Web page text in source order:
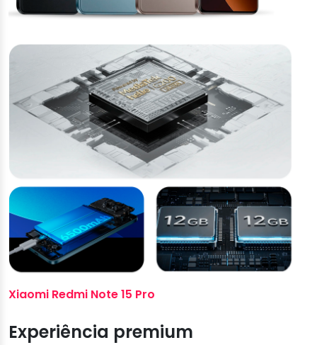
Xiaomi Redmi Note 15 Pro
Experiência premium